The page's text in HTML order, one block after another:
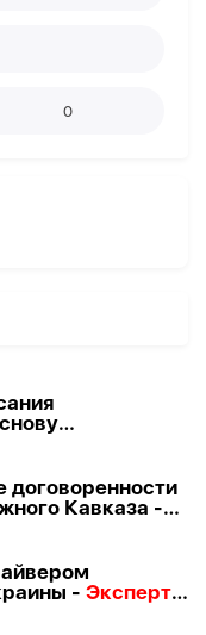
0
и
договоренности
Кавказа -
- Эксперт о